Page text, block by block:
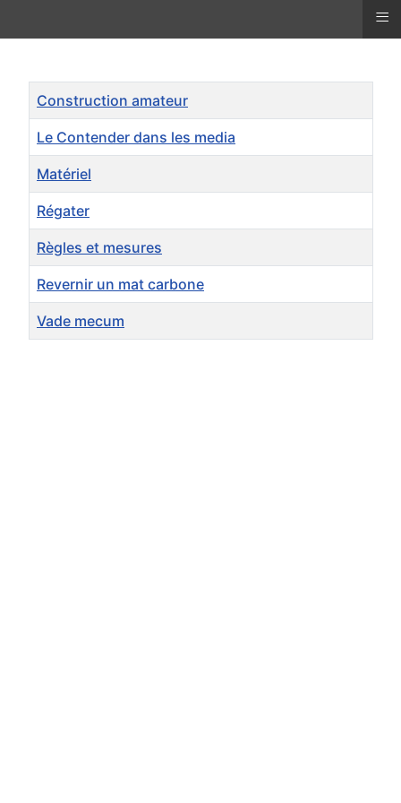
≡
Titre
Construction amateur
Le Contender dans les media
Matériel
Régater
Règles et mesures
Revernir un mat carbone
Vade mecum